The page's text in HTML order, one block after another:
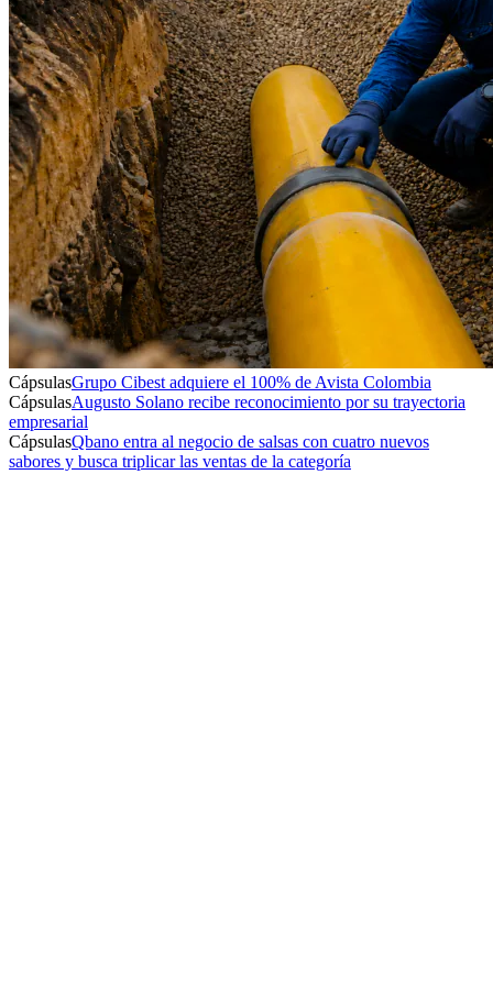
CápsulasGrupo Cibest adquiere el 100% de Avista Colombia
CápsulasAugusto Solano recibe reconocimiento por su trayectoria
empresarial
CápsulasQbano entra al negocio de salsas con cuatro nuevos
sabores y busca triplicar las ventas de la categoría